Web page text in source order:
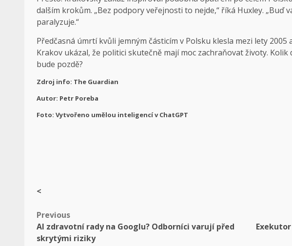
dalším krokům. „Bez podpory veřejnosti to nejde,“ říká Huxley. „Buď
paralyzuje.“
Předčasná úmrtí kvůli jemným částicím v Polsku klesla mezi lety 2005
Krakov ukázal, že politici skutečně mají moc zachraňovat životy.
bude pozdě?
Zdroj info: The Guardian
Autor: Petr Poreba
Foto: Vytvořeno umělou inteligencí v ChatGPT
<
Post
navigation
Previous
AI zdravotní rady na Googlu? Odborníci varují před
skrytými riziky